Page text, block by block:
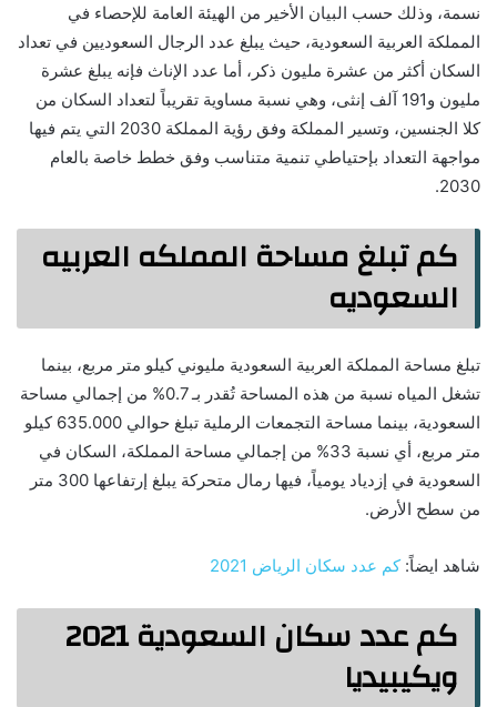
نسمة، وذلك حسب البيان الأخير من الهيئة العامة للإحصاء في
المملكة العربية السعودية، حيث يبلغ عدد الرجال السعوديين في تعداد
السكان أكثر من عشرة مليون ذكر، أما عدد الإناث فإنه يبلغ عشرة
مليون و191 آلف إنثى، وهي نسبة مساوية تقريباً لتعداد السكان من
كلا الجنسين، وتسير المملكة وفق رؤية المملكة 2030 التي يتم فيها
مواجهة التعداد بإحتياطي تنمية متناسب وفق خطط خاصة بالعام
2030.
كم تبلغ مساحة المملكه العربيه
السعوديه
تبلغ مساحة المملكة العربية السعودية مليوني كيلو متر مربع، بينما
تشغل المياه نسبة من هذه المساحة تُقدر بـ 0.7% من إجمالي مساحة
السعودية، بينما مساحة التجمعات الرملية تبلغ حوالي 635.000 كيلو
متر مربع، أي نسبة 33% من إجمالي مساحة المملكة، السكان في
السعودية في إزدياد يومياً، فيها رمال متحركة يبلغ إرتفاعها 300 متر
من سطح الأرض.
شاهد ايضاً:كم عدد سكان الرياض 2021
كم عدد سكان السعودية 2021
ويكيبيديا